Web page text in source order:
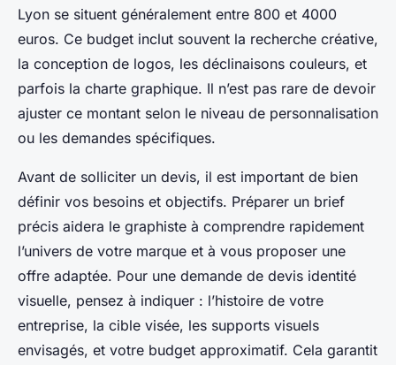
Lyon se situent généralement entre 800 et 4000
euros. Ce budget inclut souvent la recherche créative,
la conception de logos, les déclinaisons couleurs, et
parfois la charte graphique. Il n’est pas rare de devoir
ajuster ce montant selon le niveau de personnalisation
ou les demandes spécifiques.
Avant de solliciter un devis, il est important de bien
définir vos besoins et objectifs. Préparer un brief
précis aidera le graphiste à comprendre rapidement
l’univers de votre marque et à vous proposer une
offre adaptée. Pour une demande de devis identité
visuelle, pensez à indiquer : l’histoire de votre
entreprise, la cible visée, les supports visuels
envisagés, et votre budget approximatif. Cela garantit